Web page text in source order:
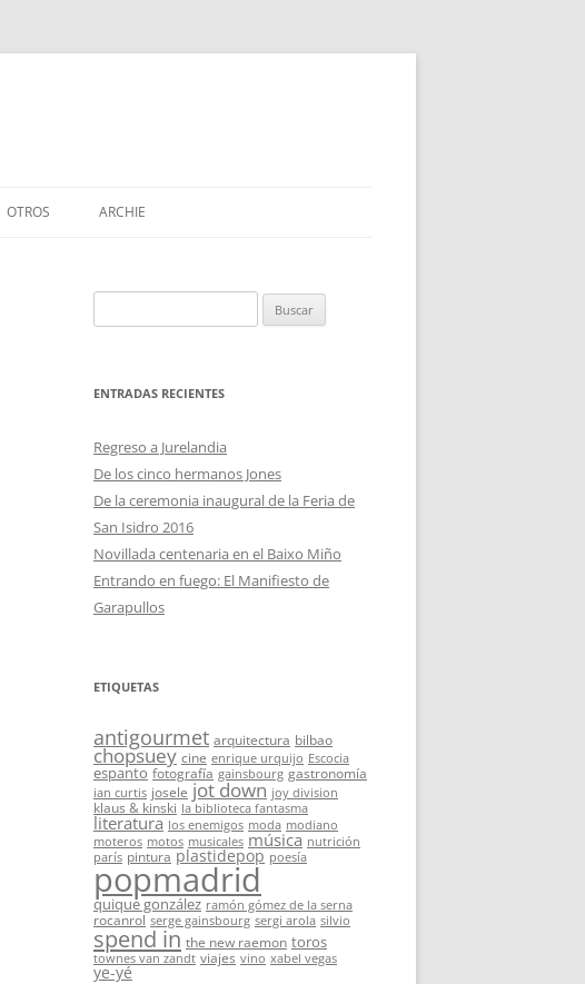
OTROS ARCHIE
ENTRADAS RECIENTES
Regreso a Jurelandia
De los cinco hermanos Jones
De la ceremonia inaugural de la Feria de
San Isidro 2016
Novillada centenaria en el Baixo Miño
Entrando en fuego: El Manifiesto de
Garapullos
ETIQUETAS
antigourmet arquitectura bilbao
chopsuey cine enrique urquijo Escocia
espanto fotografía gainsbourg gastronomía
ian curtis josele jot down joy division
klaus & kinski la biblioteca fantasma
literatura los enemigos moda modiano
moteros motos musicales música nutrición
parís pintura plastidepop poesía
popmadrid
quique gonzález ramón gómez de la serna
rocanrol serge gainsbourg sergi arola silvio
spend in the new raemon toros
townes van zandt viajes vino xabel vegas
ye-yé